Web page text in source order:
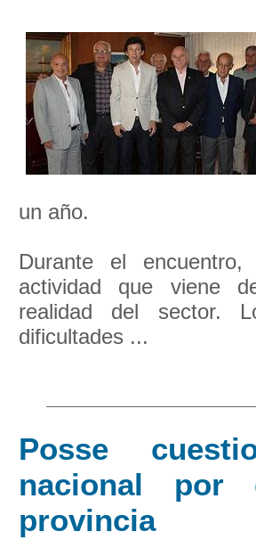
un año.
Durante el
actividad que viene
realidad del sector.
dificultades ...
Posse
nacional por
provincia